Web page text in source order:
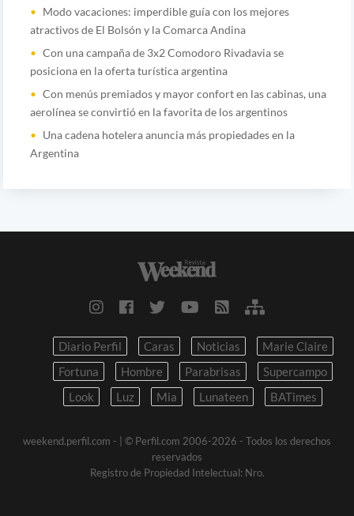
Modo vacaciones: imperdible guía con los mejores
atractivos de El Bolsón y la Comarca Andina
Con una campaña de 3x2 Comodoro Rivadavia se
posiciona en la oferta turística argentina
Con menús premiados y mayor confort en las cabinas, una
aerolínea se convirtió en la favorita de los argentinos
Una cadena hotelera anuncia más propiedades en la
Argentina
Diario Perfil Caras Noticias
Marie Claire
Fortuna
Hombre Parabrisas
Supercampo
Look
Luz Mia Lunateen BATimes
weekend.perfil.com -
| © Perfil.com 2006-2026 - Todos los derechos
reservados
Registro de Propiedad Intelectual: Nro.